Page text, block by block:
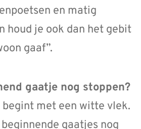
en matig
houd je ook dan het gebit
gaaf”.
gaatje nog stoppen?
met een witte vlek.
gaatjes nog